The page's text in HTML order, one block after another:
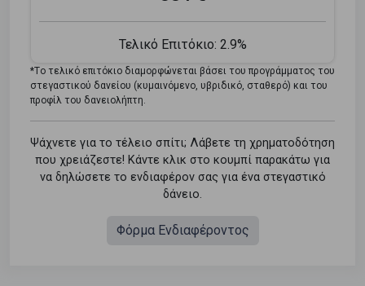
Τελικό Επιτόκιο: 2.9%
*Tο τελικό επιτόκιο διαμορφώνεται βάσει του προγράμματος του
στεγαστικού δανείου (κυμαινόμενο, υβριδικό, σταθερό) και του
προφίλ του δανειολήπτη.
Ψάχνετε για το τέλειο σπίτι; Λάβετε τη χρηματοδότηση
που χρειάζεστε! Κάντε κλικ στο κουμπί παρακάτω για
να δηλώσετε το ενδιαφέρον σας για ένα στεγαστικό
δάνειο.
Φόρμα Ενδιαφέροντος